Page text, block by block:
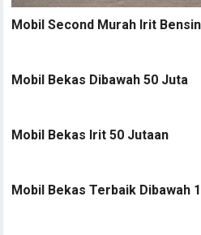
Mobil Second Murah Irit Bensin
Mobil Bekas Dibawah 50 Juta
Mobil Bekas Irit 50 Jutaan
Mobil Bekas Terbaik Dibawah